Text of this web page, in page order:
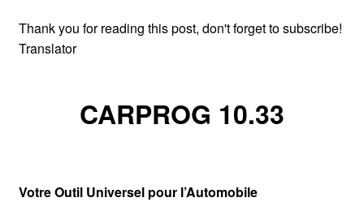
Thank you for reading this post, don't forget to subscribe!
Translator
CARPROG 10.33
Votre Outil Universel pour l’Automobile